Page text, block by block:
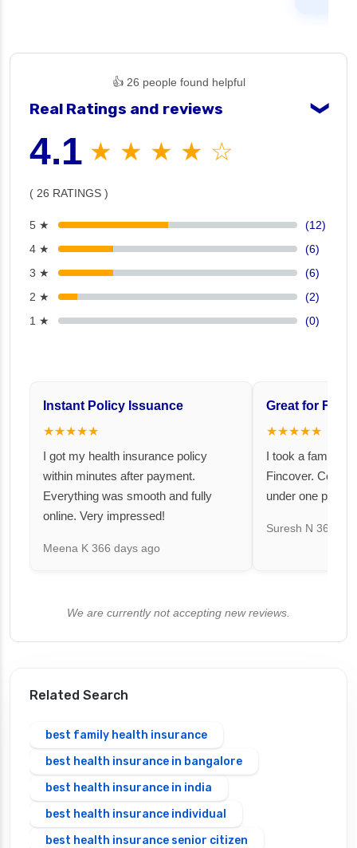
👍 26 people found helpful
Real Ratings and reviews ❯
4.1 ★ ★ ★ ★ ☆
( 26 RATINGS )
5 ★
(12)
4 ★
(6)
3 ★
(6)
2 ★
(2)
1 ★
(0)
Instant Policy Issuance
★★★★★
I got my health insurance policy
within minutes after payment.
Everything was smooth and fully
online. Very impressed!
Meena K 366 days ago
Great for
★★★★★
I took a family
Fincover.
under one
Suresh N 367
We are currently not accepting new reviews.
Related Search
best family health insurance
best health insurance in bangalore
best health insurance in india
best health insurance individual
best health insurance senior citizen